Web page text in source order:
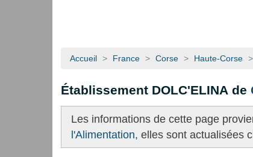
Accueil > France > Corse > Haute-Corse >
Établissement DOLC'ELINA de
Les informations de cette page
l'Alimentation, elles sont actualisées